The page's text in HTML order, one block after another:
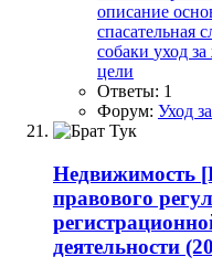
описание
спасательная
собаки уход
цели
Ответы: 1
Форум: Уход
Недвижимость
правового
деятельности